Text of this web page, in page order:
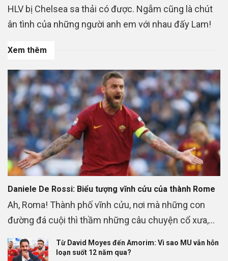
HLV bị Chelsea sa thải có được. Ngẫm cũng là chút
ân tình của những người anh em với nhau đấy Lam!
Xem thêm
Daniele De Rossi: Biểu tượng vĩnh cửu của thành Rome
Ah, Roma! Thành phố vĩnh cửu, nơi mà những con
đường đá cuội thì thầm những câu chuyện cổ xưa,...
Từ David Moyes đến Amorim: Vì sao MU vẫn hỗn
loạn suốt 12 năm qua?